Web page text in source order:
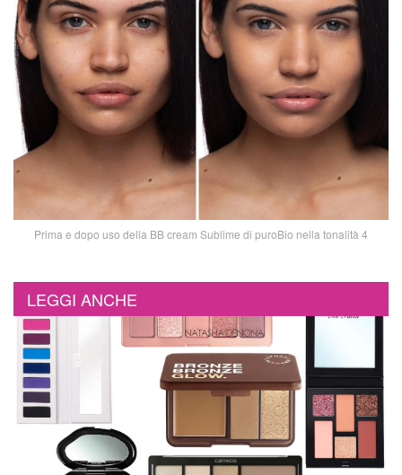
Prima e dopo uso della BB cream Sublime di puroBio nella tonalità 4
LEGGI ANCHE